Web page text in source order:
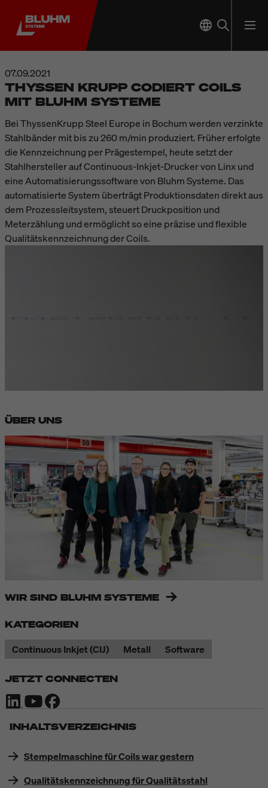
07.09.2021
THYSSEN KRUPP CODIERT COILS
MIT BLUHM SYSTEME
Bei ThyssenKrupp Steel Europe in Bochum werden verzinkte
Stahlbänder mit bis zu 260 m/min produziert. Früher erfolgte
die Kennzeichnung per Prägestempel, heute setzt der
Stahlhersteller auf Continuous-Inkjet-Drucker von Linx und
eine Automatisierungssoftware von Bluhm Systeme. Das
automatisierte System überträgt Produktionsdaten direkt aus
dem Prozessleitsystem, steuert Druckposition und
Meterzählung und ermöglicht so eine präzise und flexible
Qualitätskennzeichnung der Coils.
ÜBER UNS
WIR SIND BLUHM SYSTEME
KATEGORIEN
Continuous Inkjet (CIJ)
Metall Software
JETZT CONNECTEN
INHALTSVERZEICHNIS
Stempelmaschine für Coils war gestern
Qualitätskennzeichnung für Qualitätsstahl